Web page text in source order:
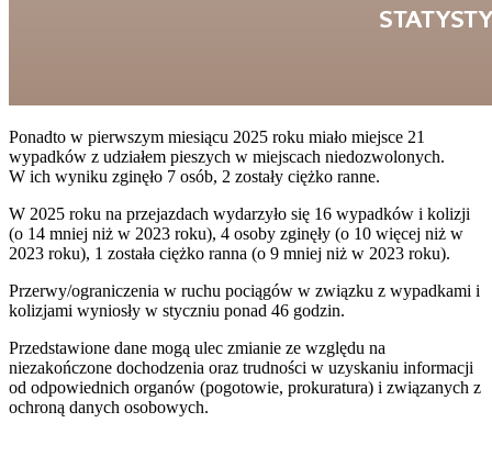
Ponadto w pierwszym miesiącu 2025 roku miało miejsce 21
wypadków z udziałem pieszych w miejscach niedozwolonych.
W ich wyniku zginęło 7 osób, 2 zostały ciężko ranne.
W 2025 roku na przejazdach wydarzyło się 16 wypadków i kolizji
(o 14 mniej niż w 2023 roku), 4 osoby zginęły (o 10 więcej niż w
2023 roku), 1 została ciężko ranna (o 9 mniej niż w 2023 roku).
Przerwy/ograniczenia w ruchu pociągów w związku z wypadkami i
kolizjami wyniosły w styczniu ponad 46 godzin.
Przedstawione dane mogą ulec zmianie ze względu na
niezakończone dochodzenia oraz trudności w uzyskaniu informacji
od odpowiednich organów (pogotowie, prokuratura) i związanych z
ochroną danych osobowych.